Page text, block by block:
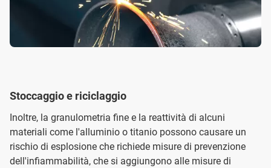
Stoccaggio e riciclaggio
Inoltre, la granulometria fine e la reattività di alcuni
materiali come l'alluminio o titanio possono causare un
rischio di esplosione che richiede misure di prevenzione
dell'infiammabilità, che si aggiungono alle misure di